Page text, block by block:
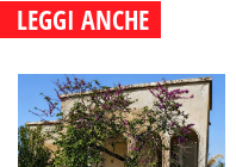
LEGGI ANCHE